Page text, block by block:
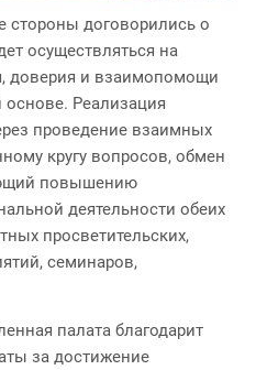
стороны договорились о
осуществляться на
доверия и взаимопомощи
основе. Реализация
проведение взаимных
кругу вопросов, обмен
повышению
деятельности обеих
просветительских,
семинаров,
палата благодарит
за достижение